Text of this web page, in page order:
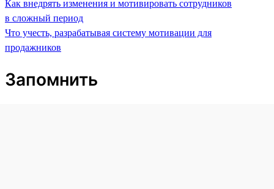
Как внедрять изменения и мотивировать сотрудников
в сложный период
Что учесть, разрабатывая систему мотивации для
продажников
Запомнить